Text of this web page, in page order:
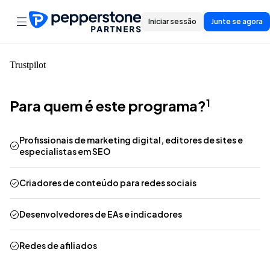
Iniciar sessão Junte se agora
Trustpilot
Para quem é este programa?1
Profissionais de marketing digital, editores de sites e
especialistas em SEO
Criadores de conteúdo para redes sociais
Desenvolvedores de EAs e indicadores
Redes de afiliados